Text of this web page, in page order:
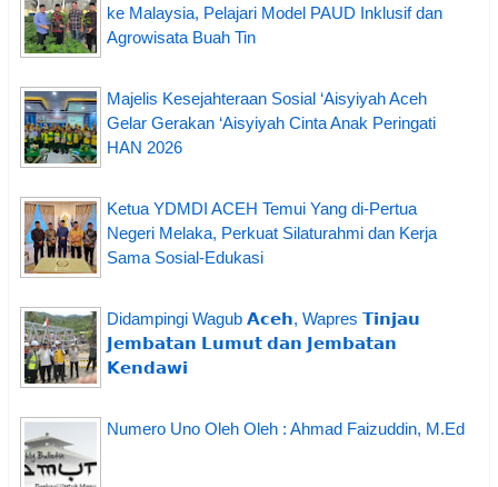
ke Malaysia, Pelajari Model PAUD Inklusif dan
Agrowisata Buah Tin
Majelis Kesejahteraan Sosial ‘Aisyiyah Aceh
Gelar Gerakan ‘Aisyiyah Cinta Anak Peringati
HAN 2026
Ketua YDMDI ACEH Temui Yang di-Pertua
Negeri Melaka, Perkuat Silaturahmi dan Kerja
Sama Sosial-Edukasi
Didampingi Wagub 𝗔𝗰𝗲𝗵, Wapres 𝗧𝗶𝗻𝗷𝗮𝘂
𝗝𝗲𝗺𝗯𝗮𝘁𝗮𝗻 𝗟𝘂𝗺𝘂𝘁 𝗱𝗮𝗻 𝗝𝗲𝗺𝗯𝗮𝘁𝗮𝗻
𝗞𝗲𝗻𝗱𝗮𝘄𝗶
Numero Uno Oleh Oleh : Ahmad Faizuddin, M.Ed